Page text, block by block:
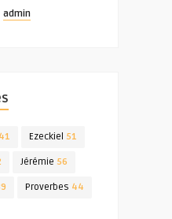
admin
41 Ezeckiel 51
Jérémie 56
Proverbes 44